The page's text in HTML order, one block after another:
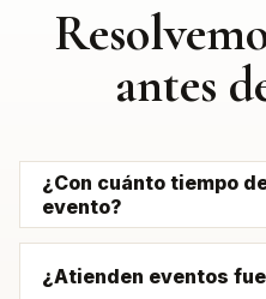
antes
¿Con cuánto tiempo
evento?
¿Atienden eventos